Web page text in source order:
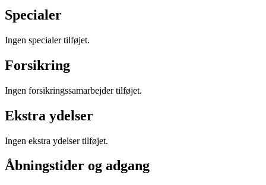
Specialer
Ingen specialer tilføjet.
Forsikring
Ingen forsikringssamarbejder tilføjet.
Ekstra ydelser
Ingen ekstra ydelser tilføjet.
Åbningstider og adgang